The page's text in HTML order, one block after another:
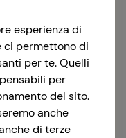
{{recover-email}}
esperienza di
ci permettono di
per te. Quelli
per
del sito.
anche
di terze